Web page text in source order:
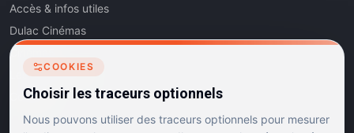
Accès & infos utiles
Dulac Cinémas
Cinéma5
Les Dits de l'Art
Contact
COOKIES
Choisir les traceurs optionnels
Nous pouvons utiliser des traceurs optionnels pour mesurer